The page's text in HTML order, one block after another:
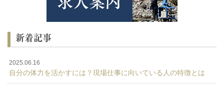
新着記事
2025.06.16
自分の体力を活かすには？現場仕事に向いている人の特徴とは